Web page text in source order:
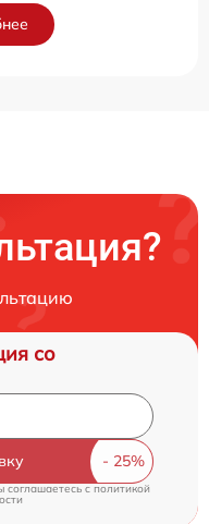
со
соглашаетесь cполитикой